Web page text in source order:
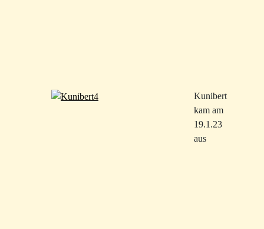
Kunibert
kam am
19.1.23
aus